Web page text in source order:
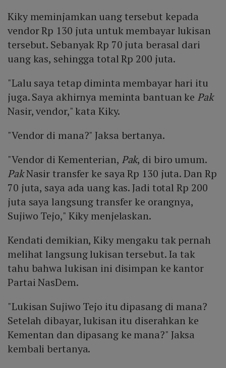
Kiky meminjamkan uang tersebut kepada
vendor Rp 130 juta untuk membayar lukisan
tersebut. Sebanyak Rp 70 juta berasal dari
uang kas, sehingga total Rp 200 juta.
"Lalu saya tetap diminta membayar hari itu
juga. Saya akhirnya meminta bantuan ke Pak
Nasir, vendor," kata Kiky.
"Vendor di mana?" Jaksa bertanya.
"Vendor di Kementerian, Pak, di biro umum.
PakNasir transfer ke saya Rp 130 juta. Dan Rp
70 juta, saya ada uang kas. Jadi total Rp 200
juta saya langsung transfer ke orangnya,
Sujiwo Tejo," Kiky menjelaskan.
Kendati demikian, Kiky mengaku tak pernah
melihat langsung lukisan tersebut. Ia tak
tahu bahwa lukisan ini disimpan ke kantor
Partai NasDem.
"Lukisan Sujiwo Tejo itu dipasang di mana?
Setelah dibayar, lukisan itu diserahkan ke
Kementan dan dipasang ke mana?" Jaksa
kembali bertanya.